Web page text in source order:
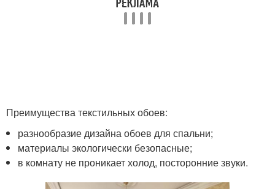
Преимущества текстильных обоев:
разнообразие дизайна обоев для спальни;
материалы экологически безопасные;
в комнату не проникает холод, посторонние звуки.